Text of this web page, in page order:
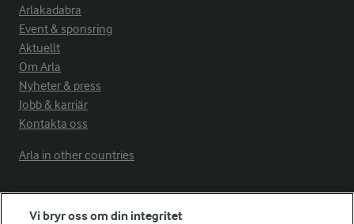
Arlakadabra
Event & sponsring
Aktuellt
Om Arla
Nyheter & press
Jobb & karriär
Kontakta oss
Arla in other countries
Fler Arlasajter
Vi bryr oss om din integritet